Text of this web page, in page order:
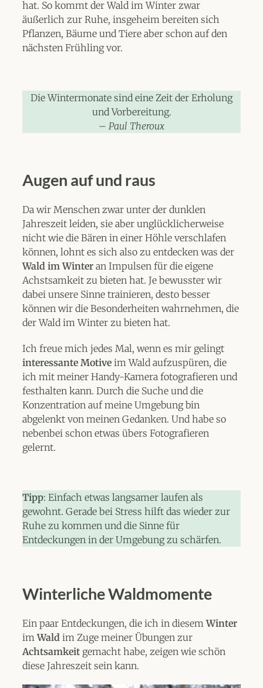
hat. So kommt der Wald im Winter zwar
äußerlich zur Ruhe, insgeheim bereiten sich
Pflanzen, Bäume und Tiere aber schon auf den
nächsten Frühling vor.
Die Wintermonate sind eine Zeit der Erholung
und Vorbereitung.
– Paul Theroux
Augen auf und raus
Da wir Menschen zwar unter der dunklen
Jahreszeit leiden, sie aber unglücklicherweise
nicht wie die Bären in einer Höhle verschlafen
können, lohnt es sich also zu entdecken was der
Wald im Winter an Impulsen für die eigene
Achstsamkeit zu bieten hat. Je bewusster wir
dabei unsere Sinne trainieren, desto besser
können wir die Besonderheiten wahrnehmen, die
der Wald im Winter zu bieten hat.
Ich freue mich jedes Mal, wenn es mir gelingt
interessante Motive im Wald aufzuspüren, die
ich mit meiner Handy-Kamera fotografieren und
festhalten kann. Durch die Suche und die
Konzentration auf meine Umgebung bin
abgelenkt von meinen Gedanken. Und habe so
nebenbei schon etwas übers Fotografieren
gelernt.
Tipp: Einfach etwas langsamer laufen als
gewohnt. Gerade bei Stress hilft das wieder zur
Ruhe zu kommen und die Sinne für
Entdeckungen in der Umgebung zu schärfen.
Winterliche Waldmomente
Ein paar Entdeckungen, die ich in diesemWinter
imWaldim Zuge meiner Übungen zur
Achtsamkeit gemacht habe, zeigen wie schön
diese Jahreszeit sein kann.